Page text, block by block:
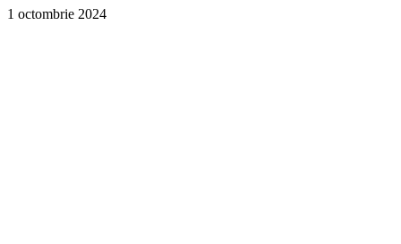
1 octombrie 2024